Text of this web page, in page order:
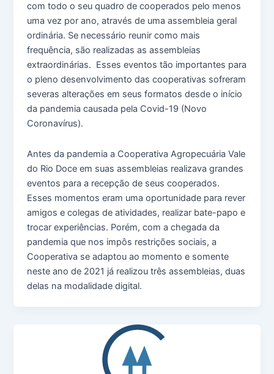
com todo o seu quadro de cooperados pelo menos
uma vez por ano, através de uma assembleia geral
ordinária. Se necessário reunir como mais
frequência, são realizadas as assembleias
extraordinárias. Esses eventos tão importantes para
o pleno desenvolvimento das cooperativas sofreram
severas alterações em seus formatos desde o início
da pandemia causada pela Covid-19 (Novo
Coronavírus).
Antes da pandemia a Cooperativa Agropecuária Vale
do Rio Doce em suas assembleias realizava grandes
eventos para a recepção de seus cooperados.
Esses momentos eram uma oportunidade para rever
amigos e colegas de atividades, realizar bate-papo e
trocar experiências. Porém, com a chegada da
pandemia que nos impôs restrições sociais, a
Cooperativa se adaptou ao momento e somente
neste ano de 2021 já realizou três assembleias, duas
delas na modalidade digital.